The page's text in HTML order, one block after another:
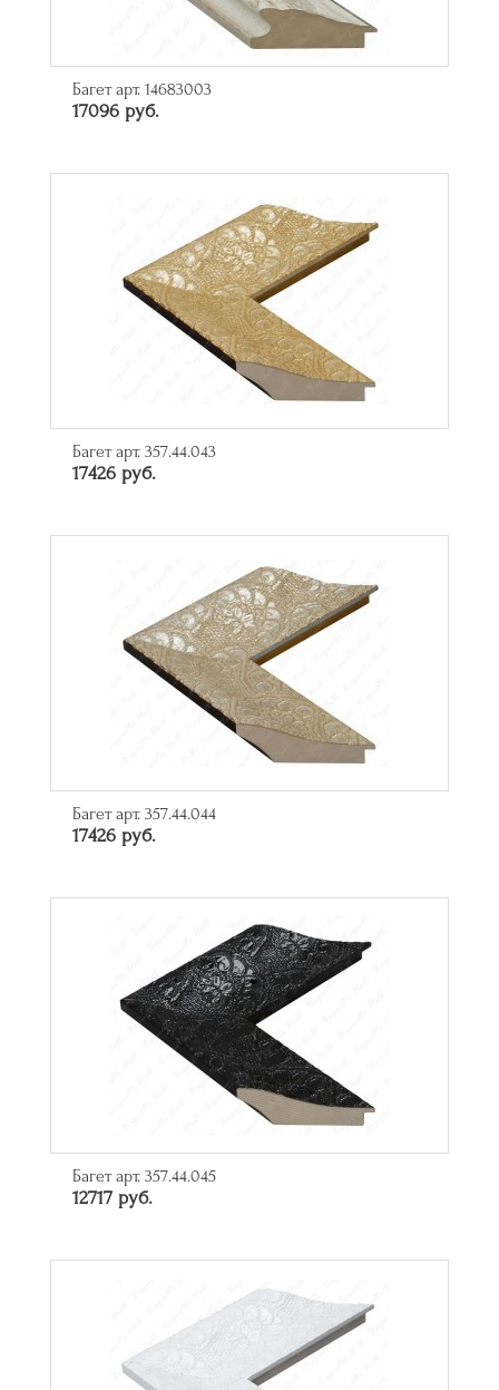
Багет арт. 14683003
17096 руб.
Багет арт. 357.44.043
17426 руб.
Багет арт. 357.44.044
17426 руб.
Багет арт. 357.44.045
12717 руб.